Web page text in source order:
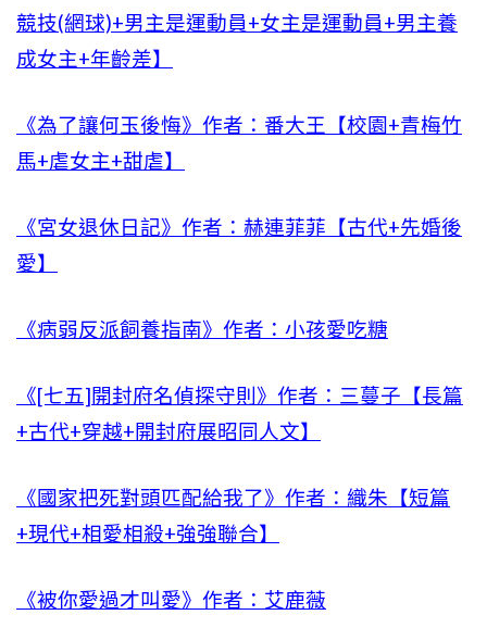
競技(網球)+男主是運動員+女主是運動員+男主養
成女主+年齡差】
《為了讓何玉後悔》作者：番大王【校園+青梅竹
馬+虐女主+甜虐】
《宮女退休日記》作者：赫連菲菲【古代+先婚後
愛】
《病弱反派飼養指南》作者：小孩愛吃糖
《[七五]開封府名偵探守則》作者：三蔓子【長篇
+古代+穿越+開封府展昭同人文】
《國家把死對頭匹配給我了》作者：織朱【短篇
+現代+相愛相殺+強強聯合】
《被你愛過才叫愛》作者：艾鹿薇